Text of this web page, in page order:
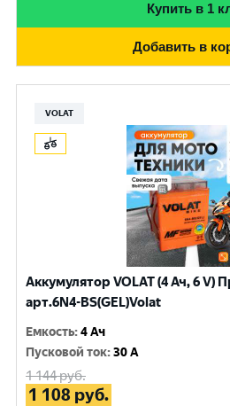
Купить в 1
Добавить в
VOLAT
Аккумулятор VOLAT (4 Ач, 6 V)
арт.6N4-BS(GEL)Volat
Емкость:4 Ач
Пусковой ток:30 A
1 144руб.
1 108 руб.